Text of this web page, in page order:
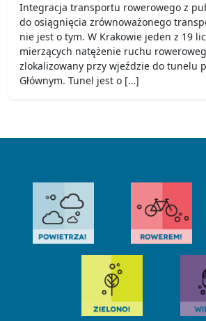
Integracja transportu rowerowego z
do osiągnięcia zrównoważonego
nie jest o tym. W Krakowie jeden z 19
mierzących natężenie ruchu
zlokalizowany przy wjeździe do tunelu
Głównym. Tunel jest o […]